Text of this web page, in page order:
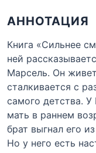
АННОТАЦИЯ
Книга «Сильнее
ней
Марсель. Он
сталкивается с
самого детства.
мать в раннем
брат выгнал его
Но у него есть